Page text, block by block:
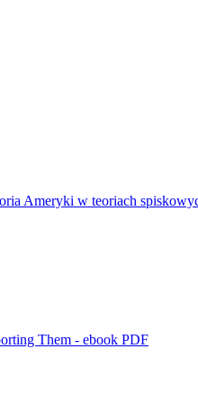
Ameryki w teoriach
Them - ebook PDF